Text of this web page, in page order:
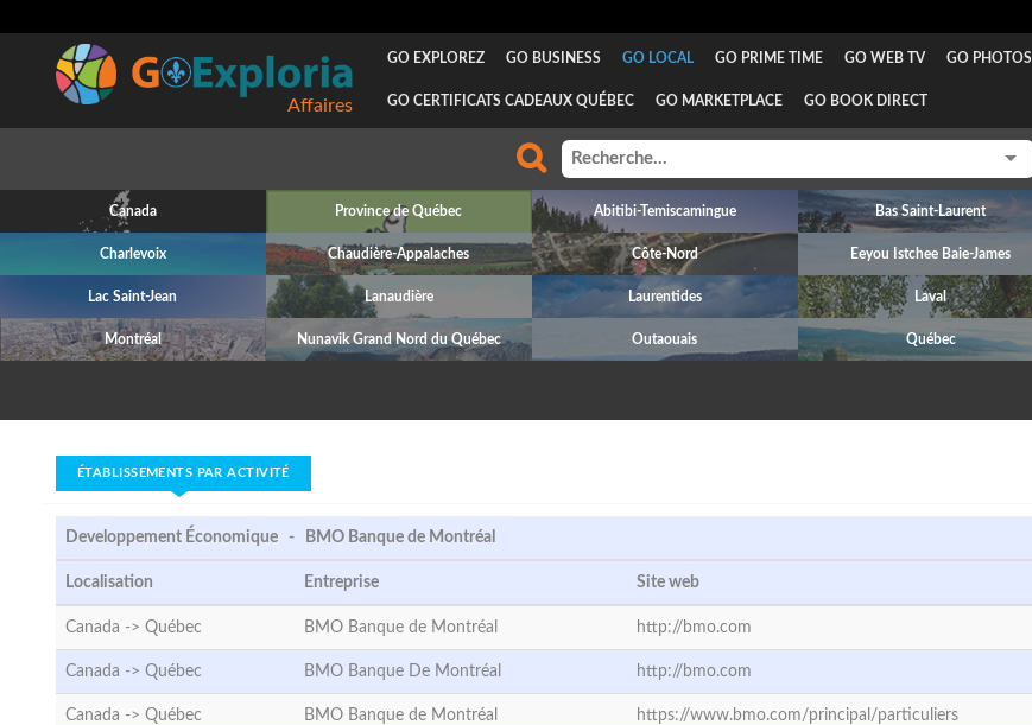
Affaires
GO EXPLOREZ GO BUSINESS GO LOCAL GO PRIME TIME GO WEB TV GO PHOTOS
GO CERTIFICATS CADEAUX QUÉBEC GO MARKETPLACE GO BOOK DIRECT
Canada Province de Québec Abitibi-Temiscamingue Bas Saint-Laurent
Charlevoix Chaudière-Appalaches Côte-Nord Eeyou Istchee Baie-James
Lac Saint-Jean Lanaudière Laurentides Laval
Montréal Nunavik Grand Nord du Québec Outaouais Québec
ÉTABLISSEMENTS PAR ACTIVITÉ
Developpement Économique - BMO Banque de Montréal
Localisation Entreprise Site web
Canada -> Québec BMO Banque de Montréal http://bmo.com
Canada -> Québec BMO Banque De Montréal http://bmo.com
Canada -> Québec BMO Banque de Montréal https://www.bmo.com/principal/particuliers